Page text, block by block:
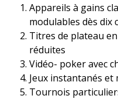
Appareils à gains
modulables dès dix
Titres de plateau
réduites
Vidéo- poker avec
Jeux instantanés
Tournois